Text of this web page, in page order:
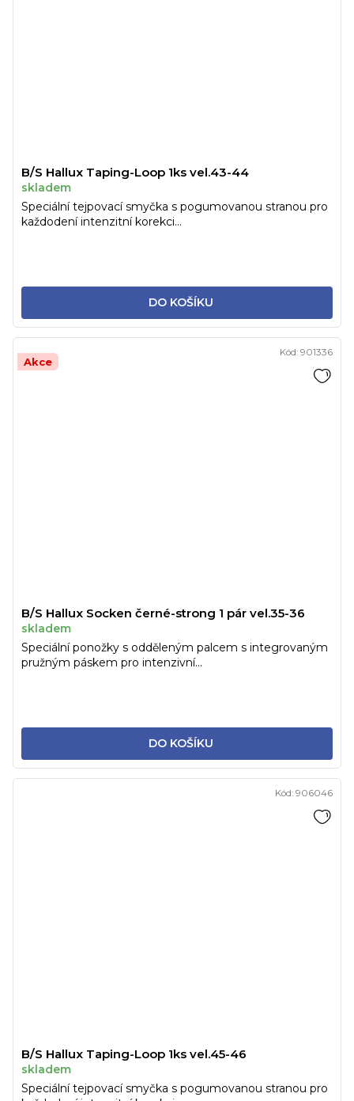
B/S Hallux Taping-Loop 1ks vel.43-44
skladem
DO KOŠÍKU
Speciální tejpovací smyčka s pogumovanou stranou pro
každodení intenzitní korekci...
Akce
B/S Hallux Socken černé-strong 1 pár vel.35-36
skladem
DO KOŠÍKU
Speciální ponožky s odděleným palcem s integrovaným
pružným páskem pro intenzivní...
Kód: 901336
B/S Hallux Taping-Loop 1ks vel.45-46
skladem
Speciální tejpovací smyčka s pogumovanou stranou pro
Kód: 906046